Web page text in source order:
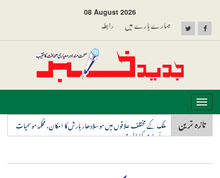
08 August 2026
ہمارے بارے میں رابطہ
Toggle
navigation
تازہ ترین ملک کے مختلف علاقوں میں موسلادھار بارش کا امکان، محکمۂ موسمیات
نے جاری کیا الرٹ